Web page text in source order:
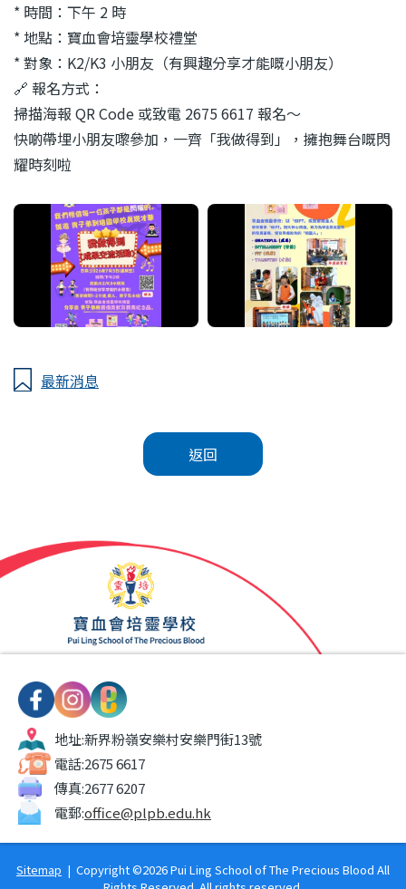
* 時間：下午 2 時
* 地點：寶血會培靈學校禮堂
* 對象：K2/K3 小朋友（有興趣分享才能嘅小朋友）
🔗 報名方式：
掃描海報 QR Code 或致電 2675 6617 報名～
快啲帶埋小朋友嚟參加，一齊「我做得到」，擁抱舞台嘅閃
耀時刻啦
最新消息
返回
地址:新界粉嶺安樂村安樂門街13號
電話:2675 6617
傳真:2677 6207
電郵:office@plpb.edu.hk
Sitemap | Copyright ©2026 Pui Ling School of The Precious Blood All